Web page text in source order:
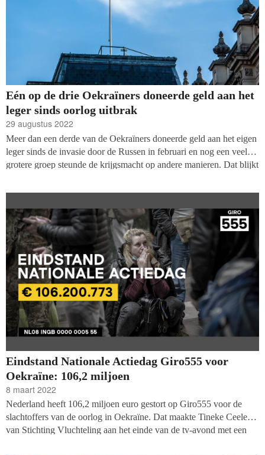
Eén op de drie Oekraïners doneerde geld aan het
leger sinds oorlog uitbrak
29 augustus 2022
Meer dan een derde van de Oekraïners doneerde geld aan het eigen
leger sinds de invasie door de Russen in februari en nog een veel
grotere groep steunde de krijgsmacht op andere manieren. Dat blijkt
het onderzoek blijkt daarnaast dat goede doelen een prominentere
Eindstand Nationale Actiedag Giro555 voor
Oekraïne: 106,2 miljoen
8 maart 2022
Nederland heeft 106,2 miljoen euro gestort op Giro555 voor de
slachtoffers van de oorlog in Oekraïne. Dat maakte Tineke Ceelen
van Stichting Vluchteling aan het einde van de tv-avond met een